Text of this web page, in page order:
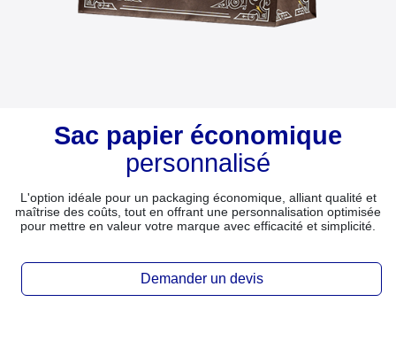
Sac papier économique
personnalisé
L'option idéale pour un packaging économique, alliant qualité et
maîtrise des coûts, tout en offrant une personnalisation optimisée
pour mettre en valeur votre marque avec efficacité et simplicité.
Demander un devis